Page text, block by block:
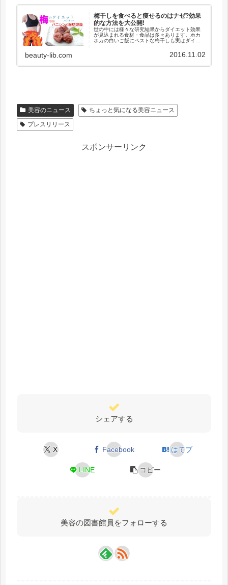
梅干しを食べると痩せるのはナゼ?効果
的な方法を大公開!
世の中には様々な研究結果からダイエット効果
が見込まれる食材・食品は多々あります。ホカ
ホカの白いご飯にベストな梅干しも実はダイエ
知でしょうか？おにぎりの具材の代表格ともい
える梅干し。梅干しに含まれるあ...
beauty-lib.com 2016.11.02
美容のニュース
ちょっと気になる美容ニュース
プレスリリース
スポンサーリンク
シェアする
X Facebook はてブ
LINE コピー
美容の図書館員をフォローする